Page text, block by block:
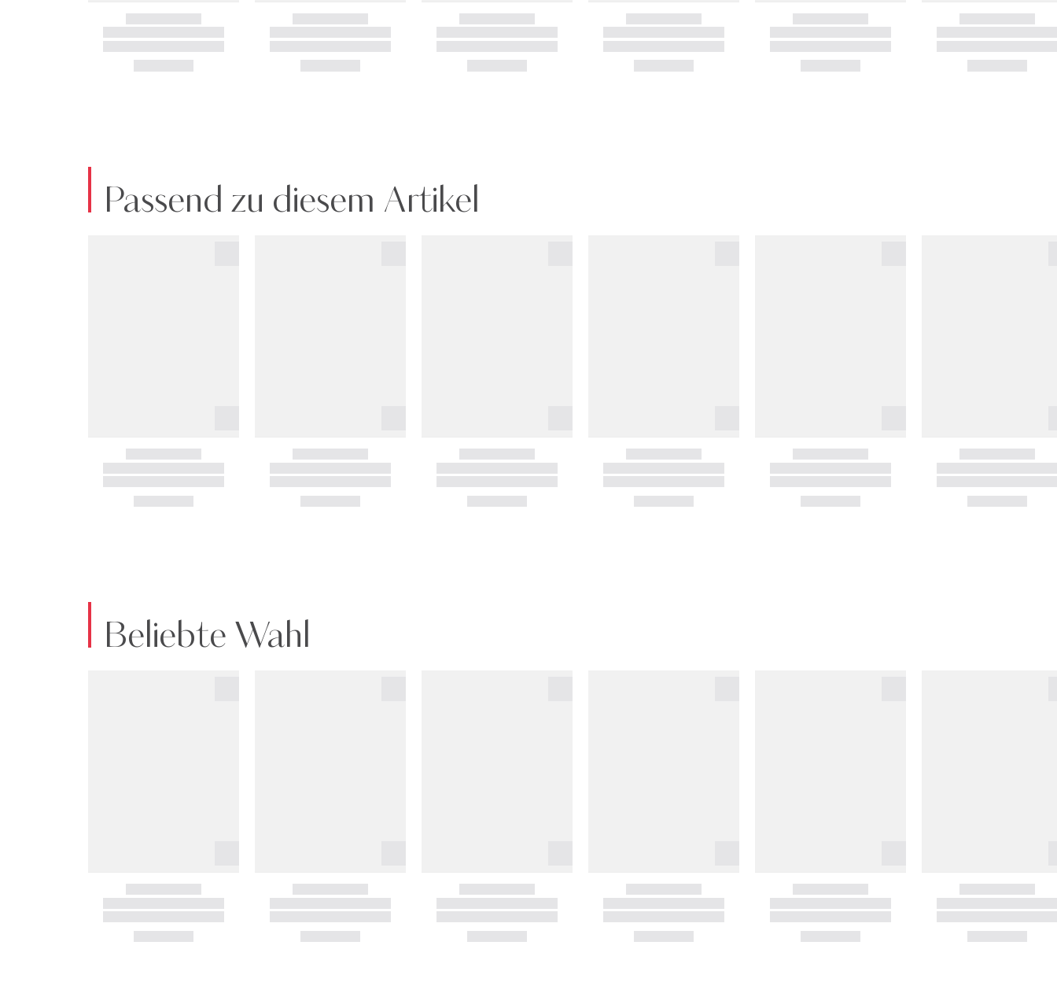
Passend zu diesem Artikel
Beliebte Wahl